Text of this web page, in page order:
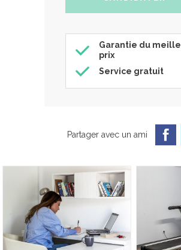
Garantie du
prix
Service gratuit
Partager avec un ami